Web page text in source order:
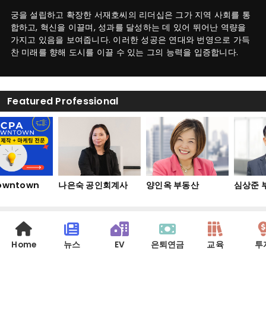
궁을 설립하고 확장한 서재호씨의 리더십은 그가 지역 사회를 통
합하고, 혁신을 이끌며, 성과를 달성하는 데 있어 뛰어난 역량을
가지고 있음을 보여줍니다. 이러한 성공은 연대와 번영으로 가득
찬 미래를 향해 도시를 이끌 수 있는 그의 능력을 입증합니다.
Featured Professional
나은숙 공인회계사 양인옥 부동산 심상준
Home 뉴스 EV 은퇴연금 교육 투